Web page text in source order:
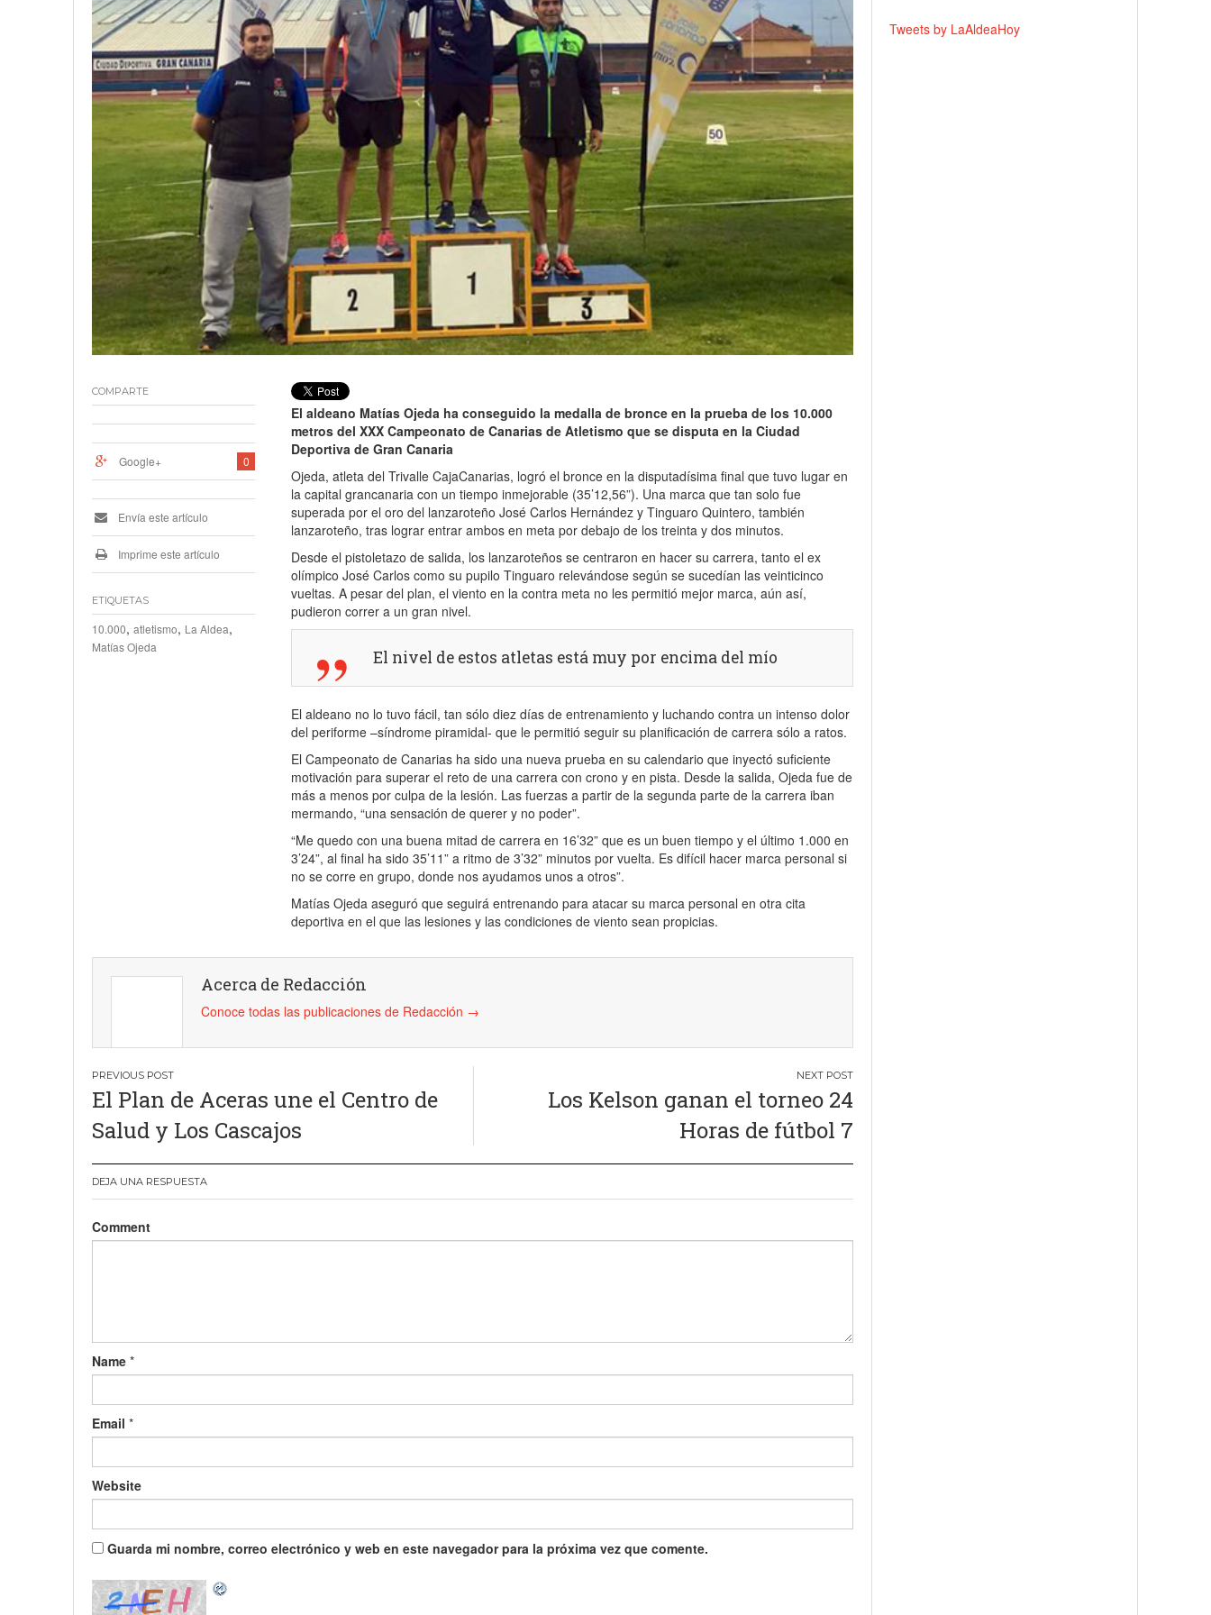
Nicolás
18 junio, 2023
El aldeano Matías Ojeda ha conseguido la medalla de bronce en la prueba de los 10.000
metros del XXX Campeonato de Canarias de Atletismo que se disputa en la Ciudad
Deportiva de Gran Canaria
Ojeda, atleta del Trivalle CajaCanarias, logró el bronce en la disputadísima final que tuvo lugar en
la capital grancanaria con un tiempo inmejorable (35’12,56”). Una marca que tan solo fue
superada por el oro del lanzaroteño José Carlos Hernández y Tinguaro Quintero, también
lanzaroteño, tras lograr entrar ambos en meta por debajo de los treinta y dos minutos.
Desde el pistoletazo de salida, los lanzaroteños se centraron en hacer su carrera, tanto el ex
olímpico José Carlos como su pupilo Tinguaro relevándose según se sucedían las veinticinco
vueltas. A pesar del plan, el viento en la contra meta no les permitió mejor marca, aún así,
pudieron correr a un gran nivel.
El nivel de estos atletas está muy por encima del mío
El aldeano no lo tuvo fácil, tan sólo diez días de entrenamiento y luchando contra un intenso dolor
del periforme –síndrome piramidal- que le permitió seguir su planificación de carrera sólo a ratos.
El Campeonato de Canarias ha sido una nueva prueba en su calendario que inyectó suficiente
motivación para superar el reto de una carrera con crono y en pista. Desde la salida, Ojeda fue de
más a menos por culpa de la lesión. Las fuerzas a partir de la segunda parte de la carrera iban
mermando, “una sensación de querer y no poder”.
“Me quedo con una buena mitad de carrera en 16’32” que es un buen tiempo y el último 1.000 en
3’24”, al final ha sido 35’11” a ritmo de 3’32” minutos por vuelta. Es difícil hacer marca personal si
no se corre en grupo, donde nos ayudamos unos a otros”.
Matías Ojeda aseguró que seguirá entrenando para atacar su marca personal en otra cita
deportiva en el que las lesiones y las condiciones de viento sean propicias.
COMPARTE
0
Google+
Envía este artículo
Imprime este artículo
ETIQUETAS
10.000, atletismo, La Aldea,
Matías Ojeda
Acerca de Redacción
Conoce todas las publicaciones de Redacción →
Navegación
de
entradas
El Plan de Aceras une el Centro de
Salud y Los Cascajos
Los Kelson ganan el torneo 24
Horas de fútbol 7
DEJA UNA RESPUESTA
Comment
Name *
Email *
Website
Guarda mi nombre, correo electrónico y web en este navegador para la próxima vez que comente.
Tweets by LaAldeaHoy